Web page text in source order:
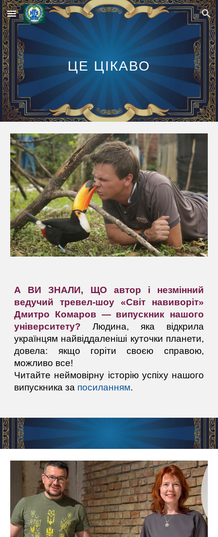
Skip to main content Skip to navigation
ЦЕ ЦІКАВО
А ВИ ЗНАЛИ, ЩО автор і незмінний
ведучий тревел-шоу «Світ навиворіт»
Дмитро Комаров — випускник нашого
університету? Людина, яка відкрила
українцям найвіддаленіші куточки планети,
довела: якщо горіти своєю справою,
можливо все!
Читайте неймовірну історію успіху нашого
випускника за посиланням.